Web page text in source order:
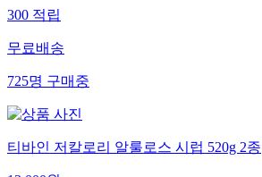
300적립
무료배송
725명구매중
티바인 저칼로리 알룰로스 시럽 520g 2종